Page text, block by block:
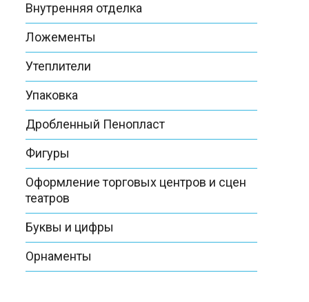
Внутренняя отделка
Ложементы
Утеплители
Упаковка
Дробленный Пенопласт
Фигуры
Оформление торговых центров и сцен
театров
Буквы и цифры
Орнаменты